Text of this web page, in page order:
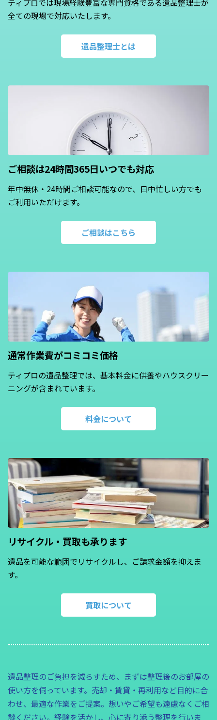
ティプロでは現場経験豊富な専門資格である遺品整理士が
全ての現場で対応いたします。
遺品整理士とは
ご相談は24時間365日いつでも対応
年中無休・24時間ご相談可能なので、日中忙しい方でも
ご利用いただけます。
ご相談はこちら
通常作業費がコミコミ価格
ティプロの遺品整理では、基本料金に供養やハウスクリー
ニングが含まれています。
料金について
リサイクル・買取も承ります
遺品を可能な範囲でリサイクルし、ご請求金額を抑えま
す。
買取について
遺品整理のご負担を減らすため、まずは整理後のお部屋の
使い方を伺っています。売却・賃貸・再利用など目的に合
わせ、最適な作業をご提案。想いやご希望も遠慮なくご相
談ください。経験を活かし、心に寄り添う整理を行いま